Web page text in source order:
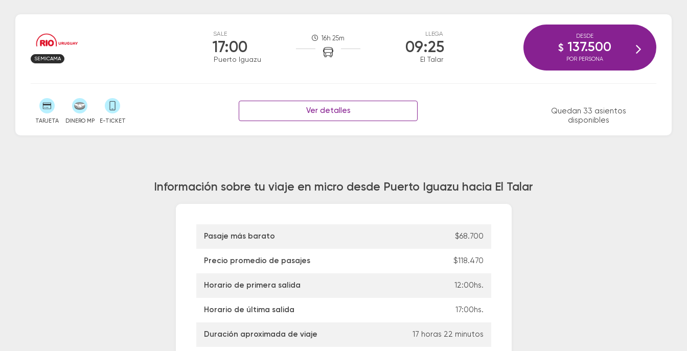
SALE
17:00
Puerto Iguazu
16h 25m
LLEGA
09:25
El Talar
SEMICAMA
TARJETA DINERO MP E-TICKET
Ver detalles
Quedan 33 asientos
disponibles
DESDE
$ 137.500
POR PERSONA
Información sobre tu viaje en micro desde Puerto Iguazu hacia El Talar
Pasaje más barato $68.700
Precio promedio de pasajes $118.470
Horario de primera salida 12:00hs.
Horario de última salida 17:00hs.
Duración aproximada de viaje 17 horas 22 minutos